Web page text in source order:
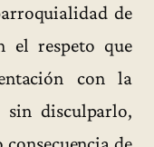
de
el respeto que
con la
sin disculparlo,